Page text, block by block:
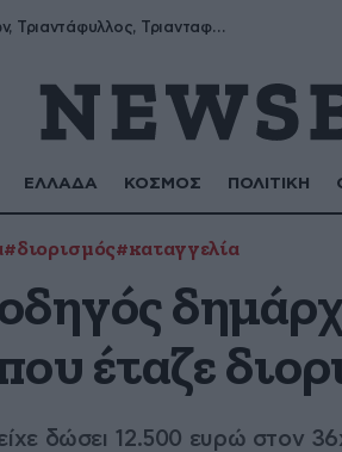
Μύρων, Τριαντάφυλλος, Τριανταφυλλιά, Φυλλιώ, Ρόζα
ΕΛΛΑΔΑ ΚΟΣΜΟΣ ΠΟΛΙΤΙΚΗ
#διορισμός#καταγγελία
έταζε
δώσει 12.500 ευρώ στον